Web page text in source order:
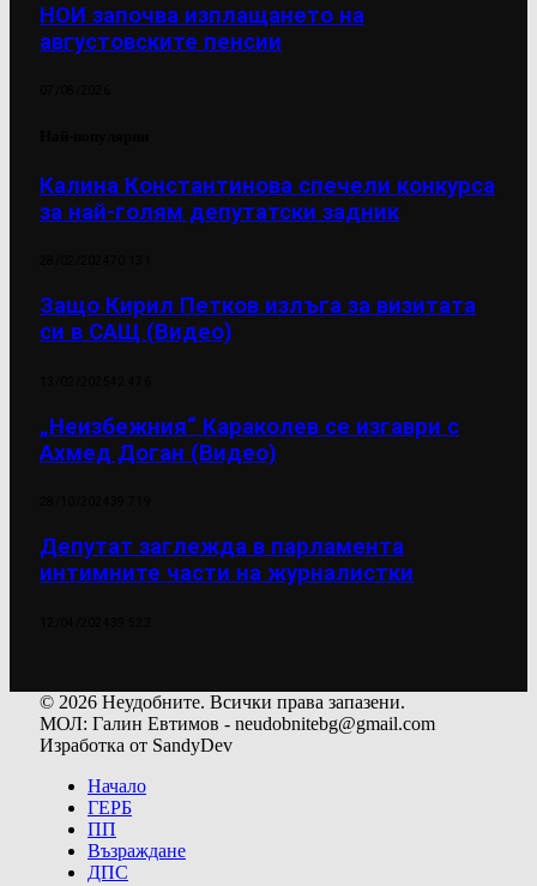
НОИ започва изплащането на
августовските пенсии
Калина Константинова спечели конкурса
за най-голям депутатски задник
Защо Кирил Петков излъга за визитата
си в САЩ (Видео)
„Неизбежния“ Караколев се изгаври с
Ахмед Доган (Видео)
Депутат заглежда в парламента
интимните части на журналистки
© 2026 Неудобните. Всички права запазени.
МОЛ: Галин Евтимов - neudobnitebg@gmail.com
Изработка от SandyDev
Начало
ГЕРБ
ПП
Възраждане
ДПС